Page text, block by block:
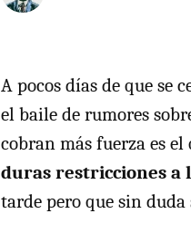
A pocos días de que se
el baile de rumores
cobran más fuerza es
duras restricciones a
tarde pero que sin